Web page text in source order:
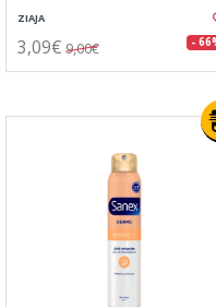
ZIAJA
3,09€ 9,00€ -